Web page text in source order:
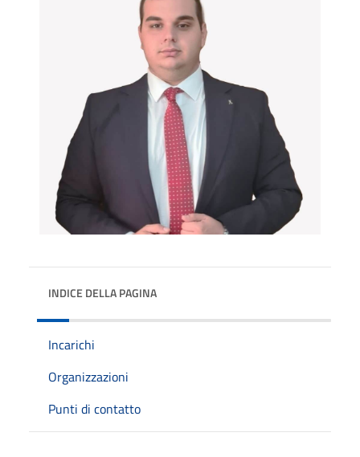
INDICE DELLA PAGINA
Incarichi
Organizzazioni
Punti di contatto